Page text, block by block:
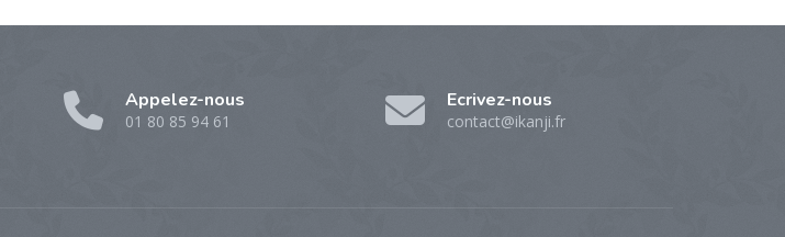
Appelez-nous
01 80 85 94 61
Ecrivez-nous
contact@ikanji.fr